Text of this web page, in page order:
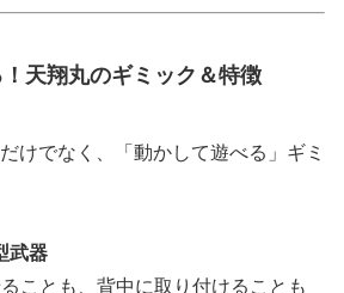
天翔丸のギミック＆特徴
けでなく、「動かして遊べる」ギミ
武器
ことも、背中に取り付けることも